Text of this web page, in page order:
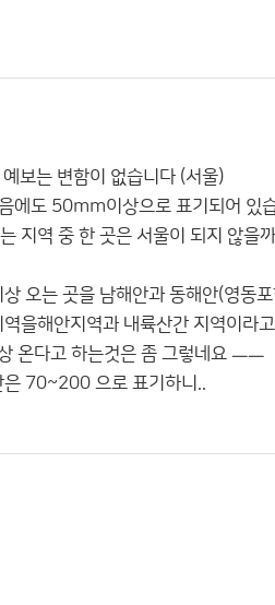
보는 변함이 없습니다 (서울)
에도 50mm이상으로 표기되어 있
지역 중 한 곳은 서울이 되지 않을
오는 곳을 남해안과 동해안(영동포
을해안지역과 내륙산간 지역이라고
온다고 하는것은 좀 그렇네요 ㅡㅡ
은 70~200 으로 표기하니..